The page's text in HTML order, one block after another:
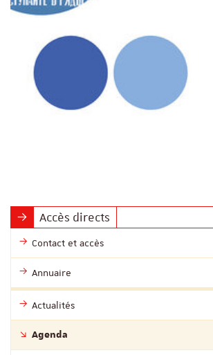
Accès directs
Contact et accès
Annuaire
Actualités
Agenda